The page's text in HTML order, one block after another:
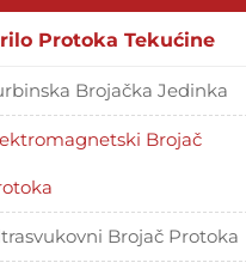
Protoka Tekućine
Brojačka Jedinka
Brojač
Brojač Protoka